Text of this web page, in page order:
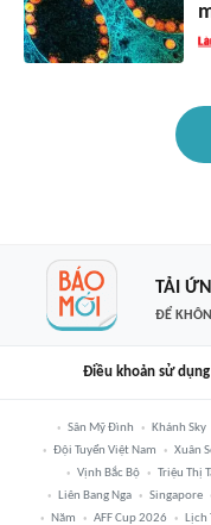
TẢI
ĐỂ
Điều khoản sử dụng
Sân Mỹ Đình Khánh Sky
Đội Tuyển Việt Nam
Xuân
Vịnh Bắc Bộ
Triệu Thị
Liên Bang Nga
Singapore
Năm
AFF Cup 2026 Lịch